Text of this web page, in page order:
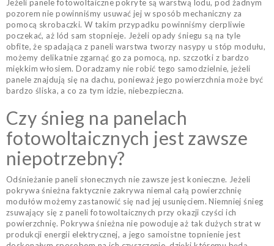
Jeżeli panele fotowoltaiczne pokryte są warstwą lodu, pod żadnym
pozorem nie powinniśmy usuwać jej w sposób mechaniczny za
pomocą skrobaczki. W takim przypadku powinniśmy cierpliwie
poczekać, aż lód sam stopnieje. Jeżeli opady śniegu są na tyle
obfite, że spadająca z paneli warstwa tworzy nasypy u stóp modułu,
możemy delikatnie zgarnąć go za pomocą, np. szczotki z bardzo
miękkim włosiem. Doradzamy nie robić tego samodzielnie, jeżeli
panele znajdują się na dachu, ponieważ jego powierzchnia może być
bardzo śliska, a co za tym idzie, niebezpieczna.
Czy śnieg na panelach
fotowoltaicznych jest zawsze
niepotrzebny?
Odśnieżanie paneli słonecznych nie zawsze jest konieczne. Jeżeli
pokrywa śnieżna faktycznie zakrywa niemal całą powierzchnię
modułów możemy zastanowić się nad jej usunięciem. Niemniej śnieg
zsuwający się z paneli fotowoltaicznych przy okazji czyści ich
powierzchnię. Pokrywa śnieżna nie powoduje aż tak dużych strat w
produkcji energii elektrycznej, a jego samoistne topnienie jest